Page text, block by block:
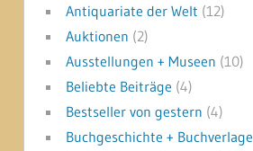
Antiquariate der Welt (12)
Auktionen (2)
Ausstellungen + Museen (10)
Beliebte Beiträge (4)
Bestseller von gestern (4)
Buchgeschichte + Buchverlage